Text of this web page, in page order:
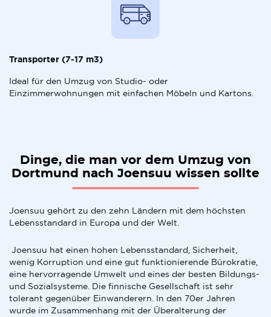
Transporter (7-17 m3)
Ideal für den Umzug von Studio- oder
Einzimmerwohnungen mit einfachen Möbeln und Kartons.
Dinge, die man vor dem Umzug von
Dortmund nach Joensuu wissen sollte
Joensuu gehört zu den zehn Ländern mit dem höchsten
Lebensstandard in Europa und der Welt.
Joensuu hat einen hohen Lebensstandard, Sicherheit,
wenig Korruption und eine gut funktionierende Bürokratie,
eine hervorragende Umwelt und eines der besten Bildungs-
und Sozialsysteme. Die finnische Gesellschaft ist sehr
tolerant gegenüber Einwanderern. In den 70er Jahren
wurde im Zusammenhang mit der Überalterung der